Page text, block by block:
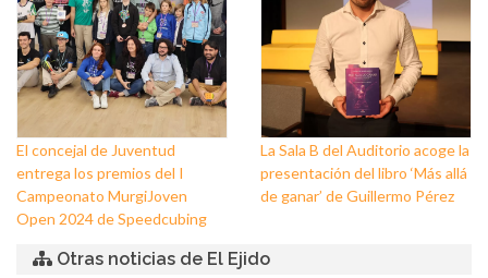
El concejal de Juventud
entrega los premios del I
Campeonato MurgiJoven
Open 2024 de Speedcubing
La Sala B del Auditorio acoge la
presentación del libro ‘Más allá
de ganar’ de Guillermo Pérez
Otras noticias de El Ejido